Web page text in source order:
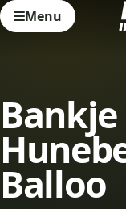
Menu
Balloo